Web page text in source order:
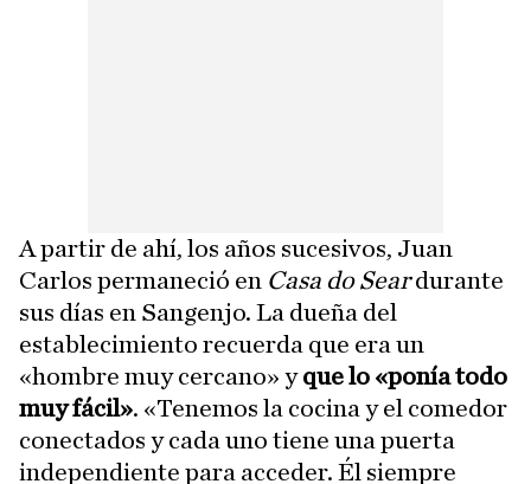
A partir de ahí, los años sucesivos, Juan
Carlos permaneció en Casa do Seardurante
sus días en Sangenjo. La dueña del
establecimiento recuerda que era un
«hombre muy cercano» yque lo «ponía todo
muy fácil». «Tenemos la cocina y el comedor
conectados y cada uno tiene una puerta
independiente para acceder. Él siempre